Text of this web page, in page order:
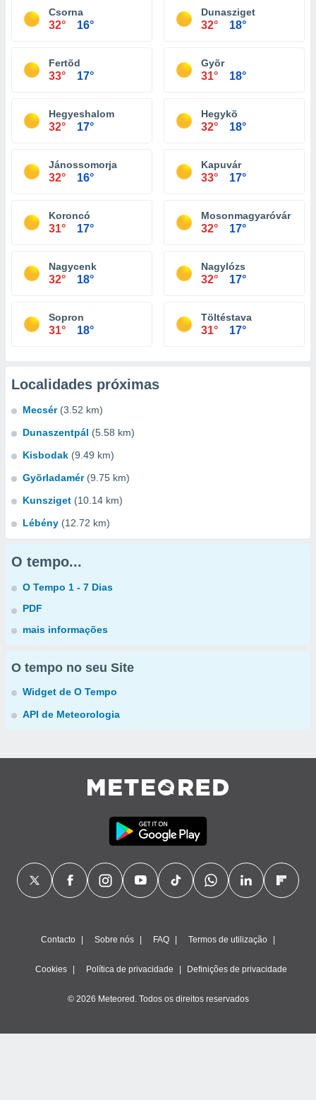
Csorna
32° 16°
Dunasziget
32° 18°
Fertõd
33° 17°
Gyõr
31° 18°
Hegyeshalom
32° 17°
Hegykõ
32° 18°
Jánossomorja
32° 16°
Kapuvár
33° 17°
Koroncó
31° 17°
Mosonmagyaróvár
32° 17°
Nagycenk
32° 18°
Nagylózs
32° 17°
Sopron
31° 18°
Töltéstava
31° 17°
Localidades próximas
Mecsér (3.52 km)
Dunaszentpál (5.58 km)
Kisbodak (9.49 km)
Gyõrladamér (9.75 km)
Kunsziget (10.14 km)
Lébény (12.72 km)
O tempo...
O Tempo 1 - 7 Dias
PDF
mais informações
O tempo no seu Site
Widget de O Tempo
API de Meteorologia
Contacto Sobre nós FAQ Termos de utilização
Cookies Política de privacidade Definições de privacidade
© 2026 Meteored. Todos os direitos reservados